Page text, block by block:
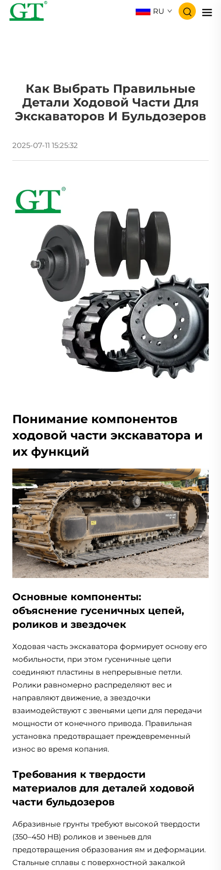
RU
Как Выбрать Правильные
Детали Ходовой Части Для
Экскаваторов И Бульдозеров
2025-07-11 15:25:32
Понимание компонентов
ходовой части экскаватора и
их функций
Основные компоненты:
объяснение гусеничных цепей,
роликов и звездочек
Ходовая часть экскаватора формирует основу его
мобильности, при этом гусеничные цепи
соединяют пластины в непрерывные петли.
Ролики равномерно распределяют вес и
направляют движение, а звездочки
взаимодействуют с звеньями цепи для передачи
мощности от конечного привода. Правильная
установка предотвращает преждевременный
износ во время копания.
Требования к твердости
материалов для деталей ходовой
части бульдозеров
Абразивные грунты требуют высокой твердости
(350–450 HB) роликов и звеньев для
предотвращения образования ям и деформации.
Стальные сплавы с поверхностной закалкой